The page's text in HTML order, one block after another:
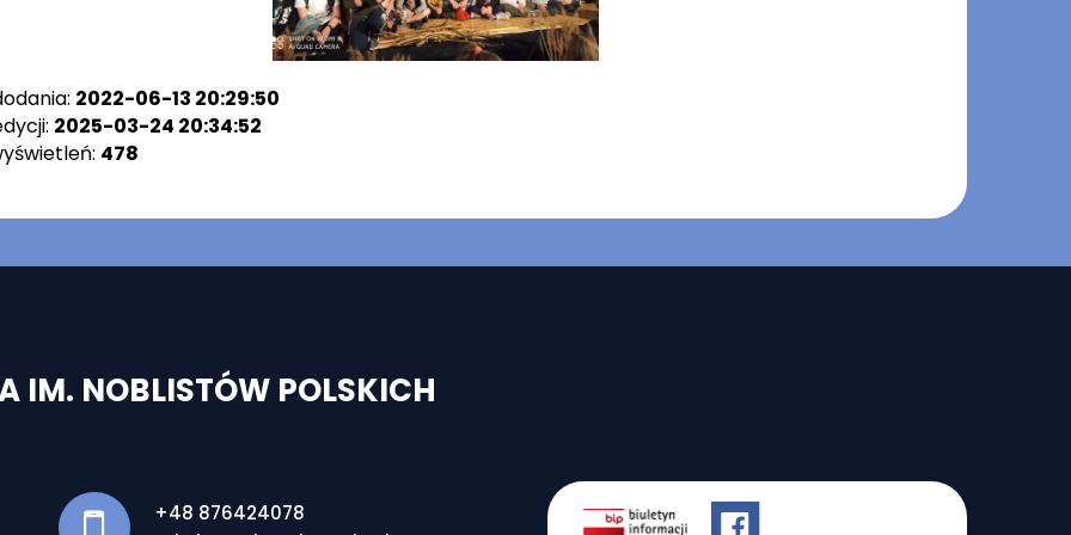
2022-06-13 20:29:50
2025-03-24 20:34:52
478
IM. NOBLISTÓW POLSKICH
+48 876424078